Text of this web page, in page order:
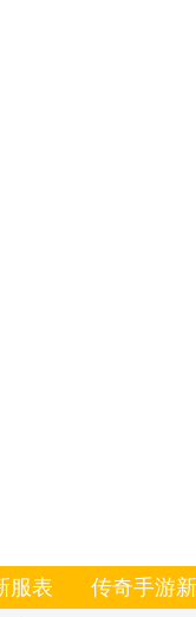
服表 传奇手游